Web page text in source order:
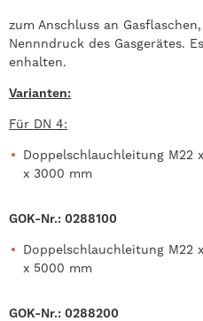
zum Anschluss an
Nennndruck des Gasgerätes.
enhalten.
Varianten:
Für DN 4:
Doppelschlauchleitung M22
x 3000 mm
GOK-Nr.: 0288100
Doppelschlauchleitung M22
x 5000 mm
GOK-Nr.: 0288200